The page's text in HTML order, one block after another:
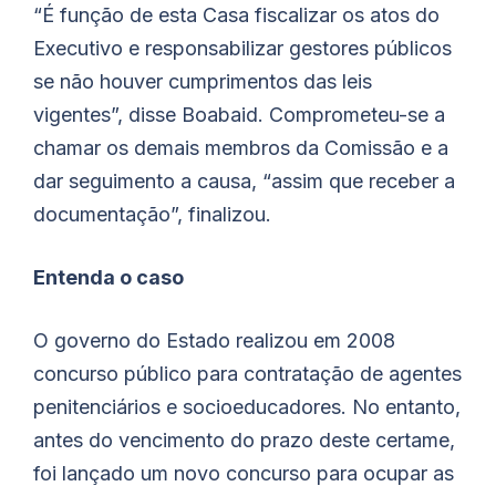
“É função de esta Casa fiscalizar os atos do
Executivo e responsabilizar gestores públicos
se não houver cumprimentos das leis
vigentes”, disse Boabaid. Comprometeu-se a
chamar os demais membros da Comissão e a
dar seguimento a causa, “assim que receber a
documentação”, finalizou.
Entenda o caso
O governo do Estado realizou em 2008
concurso público para contratação de agentes
penitenciários e socioeducadores. No entanto,
antes do vencimento do prazo deste certame,
foi lançado um novo concurso para ocupar as